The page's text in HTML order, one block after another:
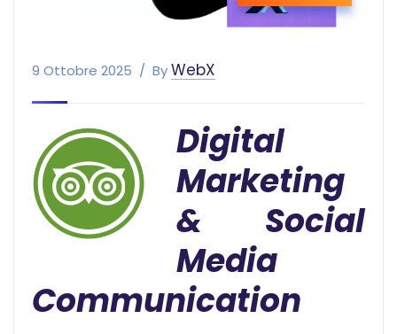
9 Ottobre 2025 ByWebX
Digital
Marketing
& Social
Media
Communication